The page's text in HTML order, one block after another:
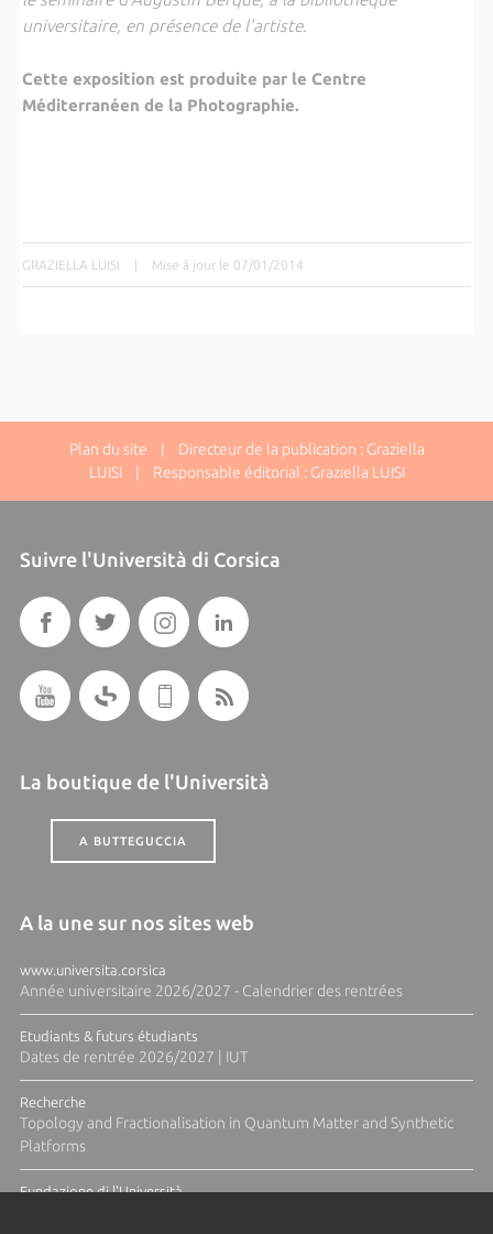
universitaire, en présence de l'artiste.
Cette exposition est produite par le Centre
Méditerranéen de la Photographie.
GRAZIELLA LUISI | Mise à jour le 07/01/2014
Plan du site | Directeur de la publication : Graziella
LUISI | Responsable éditorial : Graziella LUISI
Suivre l'Università di Corsica
La boutique de l'Università
A BUTTEGUCCIA
A la une sur nos sites web
www.universita.corsica
Année universitaire 2026/2027 - Calendrier des rentrées
Etudiants & futurs étudiants
Dates de rentrée 2026/2027 | IUT
Recherche
Topology and Fractionalisation in Quantum Matter and Synthetic
Platforms
Fundazione di l'Università